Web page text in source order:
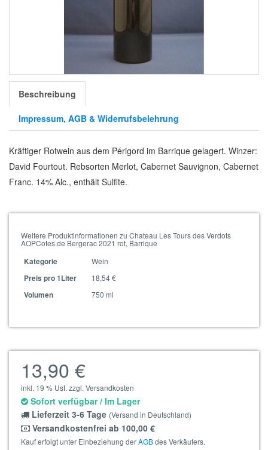
Beschreibung
Impressum, AGB & Widerrufsbelehrung
Kräftiger Rotwein aus dem Périgord im Barrique gelagert. Winzer:
David Fourtout. Rebsorten Merlot, Cabernet Sauvignon, Cabernet
Franc. 14% Alc., enthält Sulfite.
Weitere Produktinformationen zu Chateau Les Tours des Verdots
AOPCotes de Bergerac 2021 rot, Barrique
Kategorie
Wein
Preis pro 1Liter
18,54 €
Volumen
750 ml
13,90 €
inkl. 19 % Ust. zzgl. Versandkosten
Sofort verfügbar / Im Lager
Lieferzeit 3-6 Tage (Versand in Deutschland)
Versandkostenfrei ab 100,00 €
Kauf erfolgt unter Einbeziehung derAGBdes Verkäufers.